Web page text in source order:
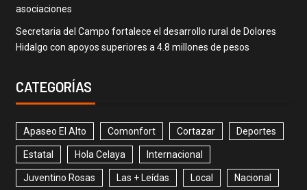
asociaciones
Secretaria del Campo fortalece el desarrollo rural de Dolores
Hidalgo con apoyos superiores a 4.8 millones de pesos
CATEGORÍAS
Apaseo El Alto Comonfort Cortazar Deportes
Estatal Hola Celaya Internacional
Juventino Rosas Las + Leídas Local Nacional